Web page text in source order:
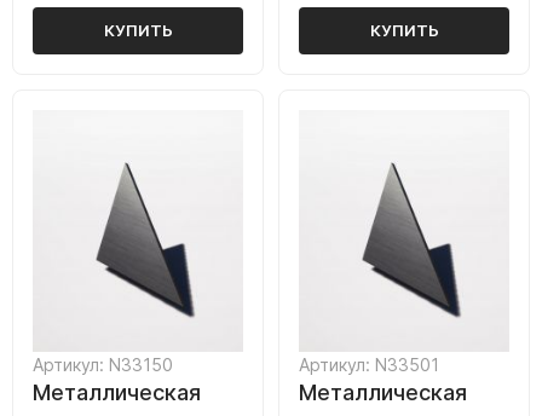
КУПИТЬ КУПИТЬ
Артикул: N33150
Металлическая
Артикул: N33501
Металлическая